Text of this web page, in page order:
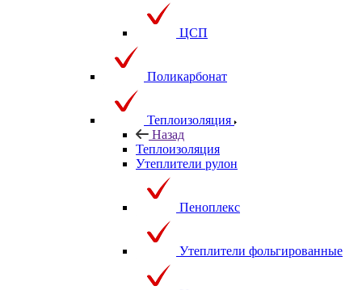
ЦСП
Поликарбонат
Теплоизоляция
Назад
Теплоизоляция
Утеплители рулон
Пеноплекс
Утеплители фольгированные